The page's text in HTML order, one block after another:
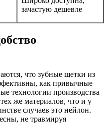
зачастую дешевле
что зубные щетки из
как привычные
технологии производства
же материалов, что и у
случаев это нейлон.
не травмируя